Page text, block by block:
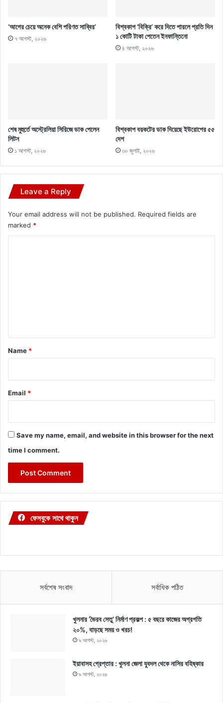
‘আগের চেয়ে অনেক বেশি পরিণত সাব্বির’
৭ আগস্ট, ২০২৬
বিশ্বকাপ ‘বিক্রি’ করে দিতে পারলে প্রতি দিন
১ কোটি টাকা পেতেন ইনফান্তিনো
৪ আগস্ট, ২০২৬
শেষ মুহুর্তে অস্ট্রেলিয়া সিরিজে ডাক পেলেন
লিটন
১ আগস্ট, ২০২৬
বিশ্বকাপ বয়কটের ডাক দিয়েছে ইউরোপের ৫৫
দেশ
৩০ জুলাই, ২০২৬
Leave a Reply
Your email address will not be published. Required fields are
marked *
*
Name *
Email *
Save my name, email, and website in this browser for the next
time I comment.
ফেসবুকে সাথে থাকুন
সর্বশেষ সংবাদ সর্বাধিক পঠিত
খুলনার ‘ভৈরব সেতু’ নির্মাণ প্রকল্প : ৫ বছরে কাজের অগ্রগতি
২০%, বাড়ছে সময় ও খরচ!
৯ আগস্ট, ২০২৬
ইয়াবাসহ গ্রেপ্তার : খুলনা জেলা যুবদল থেকে নাসির বহিষ্কার
৯ আগস্ট, ২০২৬